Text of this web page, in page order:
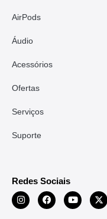
AirPods
Áudio
Acessórios
Ofertas
Serviços
Suporte
Redes Sociais